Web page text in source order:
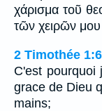
χάρισμα τοῦ
τῶν χειρῶν μου
2 Timothée
C'est
grace de Dieu
mains;